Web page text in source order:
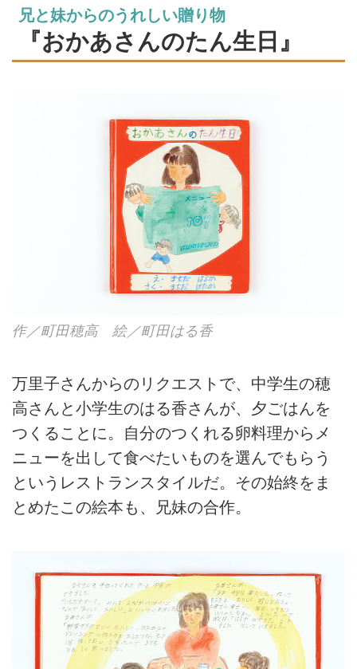
い上げ、絵と文を書き、製本をす
る。世界で1冊だけのオリジナル
絵本を、半世紀近くつくり続けて
きた家族を訪ねました。（『天然
兄と妹からのうれしい贈り物
『おかあさんのたん生日』
作／町田穂高 絵／町田はる香
万里子さんからのリクエストで、中学生の穂
高さんと小学生のはる香さんが、夕ごはんを
つくることに。自分のつくれる卵料理からメ
ニューを出して食べたいものを選んでもらう
というレストランスタイルだ。その始終をま
とめたこの絵本も、兄妹の合作。